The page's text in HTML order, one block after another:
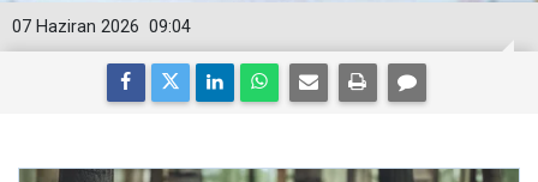
09:04
07 Haziran 2026